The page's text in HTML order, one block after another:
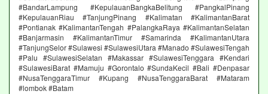
#BandarLampung #KepulauanBangkaBelitung #PangkalPinang
#KepulauanRiau #TanjungPinang #Kalimatan #KalimantanBarat
#Pontianak #KalimantanTengah #PalangkaRaya #KalimantanSelatan
#Banjarmasin #KalimantanTimur #Samarinda #KalimantanUtara
#TanjungSelor #Sulawesi #SulawesiUtara #Manado #SulawesiTengah
#Palu #SulawesiSelatan #Makassar #SulawesiTenggara #Kendari
#SulawesiBarat #Mamuju #Gorontalo #SundaKecil #Bali #Denpasar
#NusaTenggaraTimur #Kupang #NusaTenggaraBarat #Mataram
#lombok #Batam